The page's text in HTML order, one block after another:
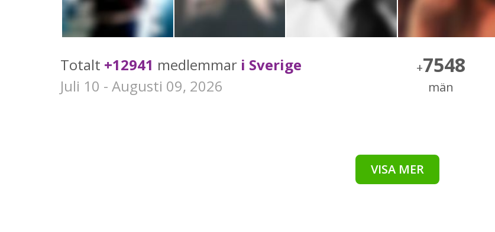
Totalt +12941 medlemmar i Sverige
Juli 10 - Augusti 09, 2026
+7548
män
VISA MER